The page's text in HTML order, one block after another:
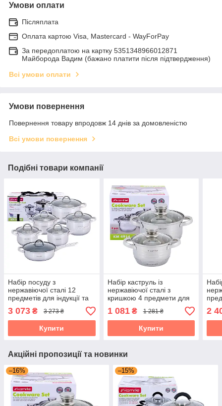
Умови оплати
Післяплата
Оплата картою Visa, Mastercard - WayForPay
За передоплатою на картку 5351348966012871
Майборода Вадим (бажано платити після підтвердження)
Всі умови оплати
Умови повернення
Повернення товару впродовж 14 днів за домовленістю
Всі умови повернення
Подібні товари компанії
Набір посуду з
нержавіючої сталі 12
предметів для індукції та
газу (1.8л, 2.5л, 3.8л, 5.8л)
Kamille KM-5634S
3 073 ₴ 3 273 ₴
Купити
Набір каструль із
нержавіючої сталі з
кришкою 4 предмети для
індукції та газу (1.5л, 2.0л)
Kamille KM-4914
1 081₴ 1 281 ₴
Купити
2
Акційні пропозиції та новинки
–16% –15%